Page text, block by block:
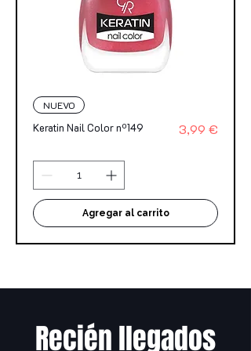
NUEVO
Keratin Nail Color nº149 Precio
3,99 €
Agregar al carrito
Recién llegados